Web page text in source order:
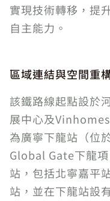
實現技術轉移，提
自主能力。
區域連結與空間重
該鐵路線起點設於
展中心及
為廣寧下龍站（位
Global Gate下龍
站，包括北寧嘉平
站，並在下龍站設